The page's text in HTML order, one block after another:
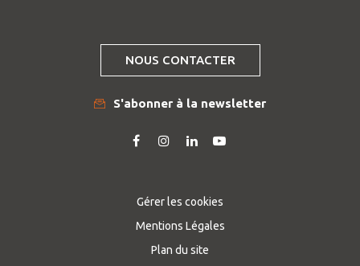
NOUS CONTACTER
S'abonner à la newsletter
Lien
compte
Facebook
Lien
compte
Instagram
Lien
compte
Linkedin
Lien
chaîne
Youtube
Gérer les cookies
Mentions Légales
Plan du site